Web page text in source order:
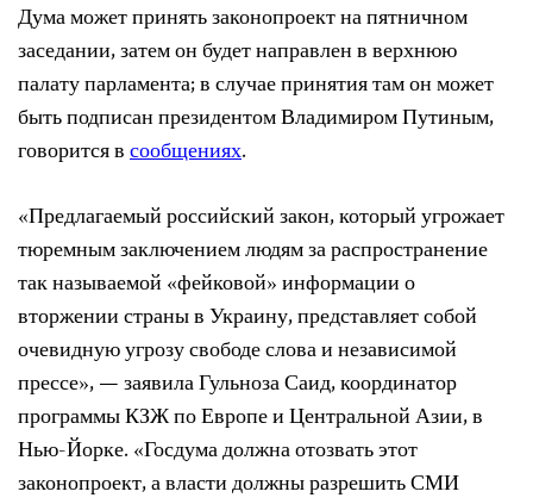
Дума может принять законопроект на пятничном
заседании, затем он будет направлен в верхнюю
палату парламента; в случае принятия там он может
быть подписан президентом Владимиром Путиным,
говорится всообщениях.
«Предлагаемый российский закон, который угрожает
тюремным заключением людям за распространение
так называемой «фейковой» информации о
вторжении страны в Украину, представляет собой
очевидную угрозу свободе слова и независимой
прессе», — заявила Гульноза Саид, координатор
программы КЗЖ по Европе и Центральной Азии, в
Нью-Йорке. «Госдума должна отозвать этот
законопроект, а власти должны разрешить СМИ